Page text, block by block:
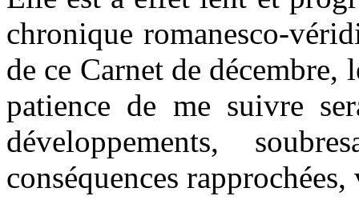
chronique romanesco-
de ce Carnet de décembre,
patience de me suivre
développements,
conséquences